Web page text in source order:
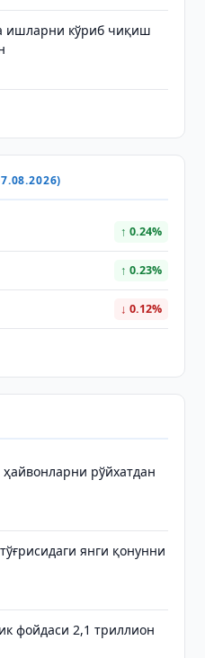
ишларни кўриб чиқиш
↑ 0.24%
↑ 0.23%
↓ 0.12%
ҳайвонларни рўйхатдан
янги қонунни
фойдаси 2,1 триллион